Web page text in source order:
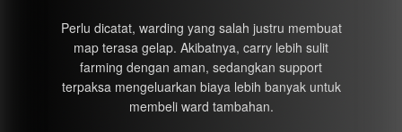
Perlu dicatat, warding yang salah justru membuat
map terasa gelap. Akibatnya, carry lebih sulit
farming dengan aman, sedangkan support
terpaksa mengeluarkan biaya lebih banyak untuk
membeli ward tambahan.